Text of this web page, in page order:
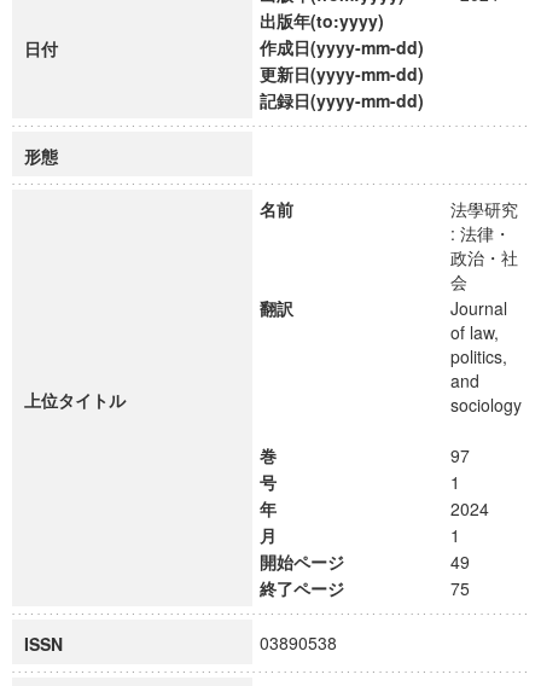
日付
出版年(to:yyyy)
作成日(yyyy-mm-dd)
更新日(yyyy-mm-dd)
記録日(yyyy-mm-dd)
形態
上位タイトル
名前
法學研究
: 法律・
政治・社
会
翻訳
Journal
of law,
politics,
and
sociology
巻
97
号
1
年
2024
月
1
開始ページ
49
終了ページ
75
ISSN 03890538